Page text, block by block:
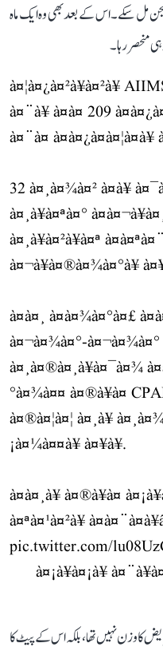
مل سکے۔ اس کے بعد بھی وہ ایک ماہ
منحصر رہا۔
à¤¦à¤¿à¤²à¥à¤²à¥ AIIMS
à¤¨à¥ à¤à¤ 209
à¤¨à¤ à¤à¤¿à¤à¤¦à¤à¥
32 à¤¸à¤¾à¤² à¤à¥
à¤¸à¥à¤ªà¤°
à¤¸à¥à¤²à¥à¤ª
à¤¬à¥à¤®à¤¾à¤°à¥
à¤à¤¸ à¤à¤¾à¤°à¤£
à¤¬à¤¾à¤°-à¤¬à¤¾à¤°
à¤¸à¤®à¤¸à¥à¤¯à¤¾
°à¤¾à¤¤ à¤®à¥à¤
à¤®à¤¦à¤¦ à¤¸à¥
¡à¤¼à¤¤à¥ à¤¥à¥.
à¤à¤¸à¥ à¤®à¥à¤
à¤ªà¤¹à¤²à¥
pic.twitter.com/
وزن نہیں تھا، بلکہ اس کے پیٹ کا